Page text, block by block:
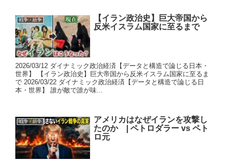
戦争・紛争
【イラン政治史】巨大帝国から
反米イスラム国家に至るまで
2026/03/12 ダイナミック政治経済【データと構造で論じる日本・
世界】 【イラン政治史】巨大帝国から反米イスラム国家に至るま
で 2026/03/22 ダイナミック政治経済【データと構造で論じる日
本・世界】 誰が敵で誰が味...
戦争・紛争
アメリカはなぜイランを攻撃し
たのか | ペトロダラー vs ペト
ロ元